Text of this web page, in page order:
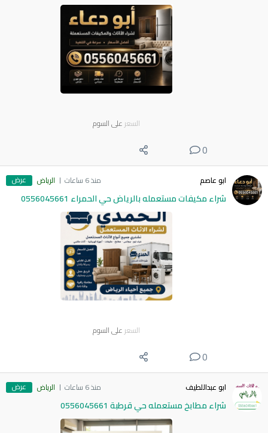
السعر على السوم
0
ابو عاصم منذ 6 ساعات الرياض عرض
شراء مكيفات مستعمله بالرياض حي الحمراء 0556045661
السعر على السوم
0
ابو عبداللطيف منذ 6 ساعات الرياض عرض
شراء مطابخ مستعمله حي قرطبة 0556045661